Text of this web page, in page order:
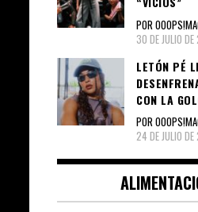
POR
30 DE JULIO
LETÓN PÉ
CON LA
POR
24 DE JULIO